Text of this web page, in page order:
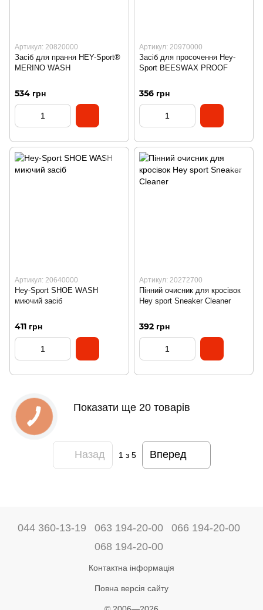
Артикул: 20820000
Засіб для прання HEY-Sport®
MERINO WASH
534 грн
Артикул: 20970000
Засіб для просочення Hey-
Sport BEESWAX PROOF
356 грн
Артикул: 20640000
Hey-Sport SHOE WASH
миючий засіб
411 грн
Артикул: 20272700
Пінний очисник для кросівок
Hey sport Sneaker Cleaner
392 грн
Показати ще 20 товарів
Назад 1 з 5 Вперед
044 360-13-19 063 194-20-00
066 194-20-00
068 194-20-00
Контактна інформація
Повна версія сайту